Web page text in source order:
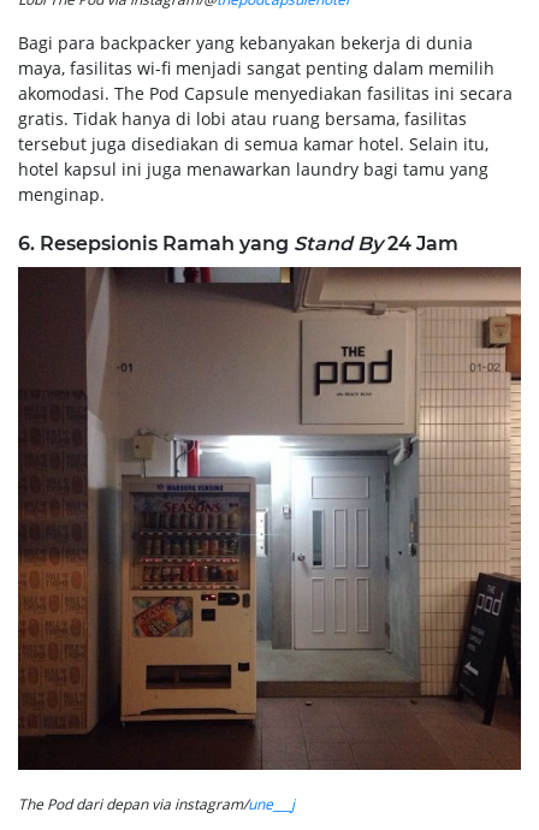
Bagi para backpacker yang kebanyakan bekerja di dunia
maya, fasilitas wi-fi menjadi sangat penting dalam memilih
akomodasi. The Pod Capsule menyediakan fasilitas ini secara
gratis. Tidak hanya di lobi atau ruang bersama, fasilitas
tersebut juga disediakan di semua kamar hotel. Selain itu,
hotel kapsul ini juga menawarkan laundry bagi tamu yang
menginap.
6. Resepsionis Ramah yang Stand By24 Jam
The Pod dari depan via instagram/une___j